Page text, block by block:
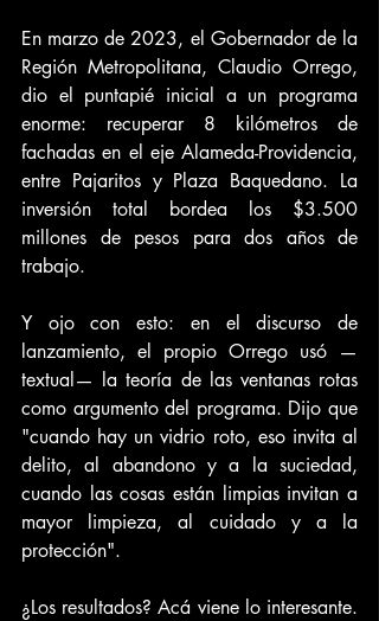
En marzo de 2023, el Gobernador de la
Región Metropolitana, Claudio Orrego,
dio el puntapié inicial a un programa
enorme: recuperar 8 kilómetros de
fachadas en el eje Alameda-Providencia,
entre Pajaritos y Plaza Baquedano. La
inversión total bordea los $3.500
millones de pesos para dos años de
trabajo.
Y ojo con esto: en el discurso de
lanzamiento, el propio Orrego usó —
textual— la teoría de las ventanas rotas
como argumento del programa. Dijo que
"cuando hay un vidrio roto, eso invita al
delito, al abandono y a la suciedad,
cuando las cosas están limpias invitan a
mayor limpieza, al cuidado y a la
protección".
¿Los resultados? Acá viene lo interesante.